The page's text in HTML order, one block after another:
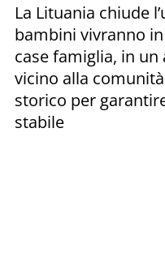
La Lituania chiude
bambini vivranno
case famiglia, in
vicino alla
storico per
stabile